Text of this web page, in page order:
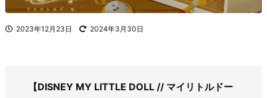
2023年12月23日 2024年3月30日
【DISNEY MY LITTLE DOLL // マイリトルドー